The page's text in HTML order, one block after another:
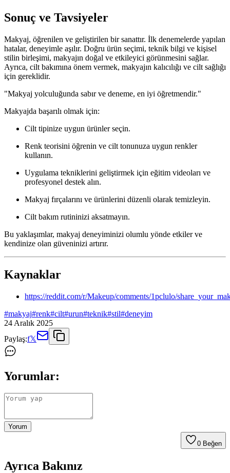
Sonuç ve Tavsiyeler
Makyaj, öğrenilen ve geliştirilen bir sanattır. İlk denemelerde yapılan
hatalar, deneyimle aşılır. Doğru ürün seçimi, teknik bilgi ve kişisel
stilin birleşimi, makyajın doğal ve etkileyici görünmesini sağlar.
Ayrıca, cilt bakımına önem vermek, makyajın kalıcılığı ve cilt sağlığı
için gereklidir.
"Makyaj yolculuğunda sabır ve deneme, en iyi öğretmendir."
Makyajda başarılı olmak için:
Cilt tipinize uygun ürünler seçin.
Renk teorisini öğrenin ve cilt tonunuza uygun renkler
kullanın.
Uygulama tekniklerini geliştirmek için eğitim videoları ve
profesyonel destek alın.
Makyaj fırçalarını ve ürünlerini düzenli olarak temizleyin.
Cilt bakım rutininizi aksatmayın.
Bu yaklaşımlar, makyaj deneyiminizi olumlu yönde etkiler ve
kendinize olan güveninizi artırır.
Kaynaklar
https://reddit.com/r/Makeup/comments/1pclulo/
#makyaj#renk#cilt#urun#teknik#stil#deneyim
24 Aralık 2025
Paylaş:f𝕏
Yorumlar:
Yorum
0 Beğen
Ayrıca Bakınız